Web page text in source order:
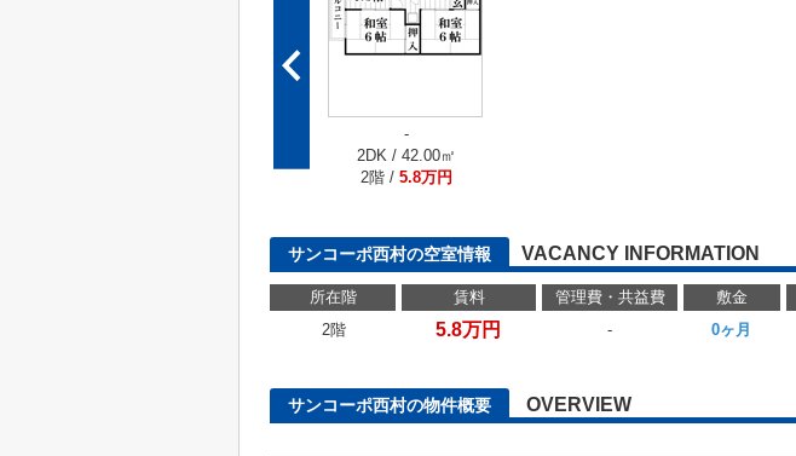
-
2DK / 42.00㎡
2階 / 5.8万円
サンコーポ西村の空室情報 VACANCY INFORMATION
所在階 賃料 管理費・共益費 敷金
2階
5.8万円 - 0ヶ月
サンコーポ西村の物件概要 OVERVIEW